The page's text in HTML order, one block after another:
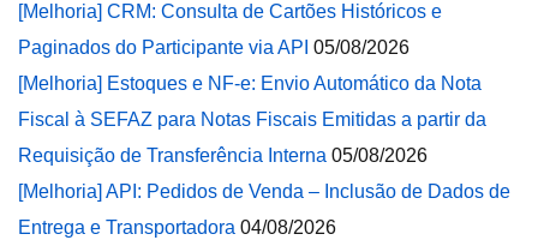
[Melhoria] CRM: Consulta de Cartões Históricos e
Paginados do Participante via API 05/08/2026
[Melhoria] Estoques e NF-e: Envio Automático da Nota
Fiscal à SEFAZ para Notas Fiscais Emitidas a partir da
Requisição de Transferência Interna 05/08/2026
[Melhoria] API: Pedidos de Venda – Inclusão de Dados de
Entrega e Transportadora 04/08/2026